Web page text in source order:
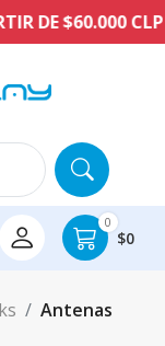
DE $60.000 CLP
0
$0
Antenas